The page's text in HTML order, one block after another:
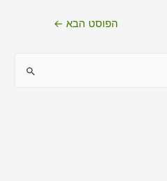
הפוסט הבא ←